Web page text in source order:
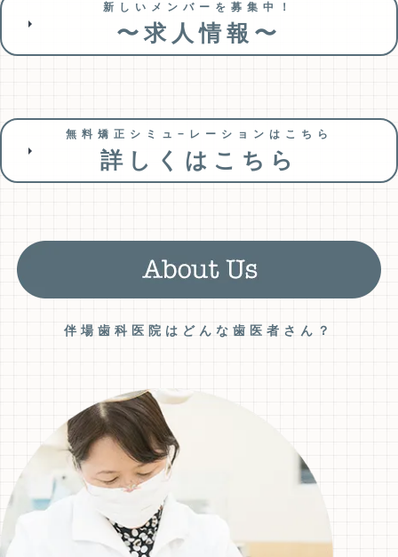
新しいメンバーを募集中！
〜求人情報〜
無料矯正シミュ−レーションはこちら
詳しくはこちら
伴場歯科医院はどんな歯医者さん？